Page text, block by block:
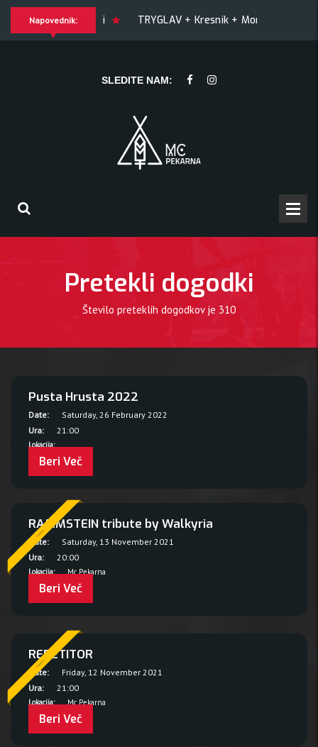
Napovednik:
+ Match! + Šesti TRYGLAV + Kresnik + Morywa
+ Morywa
SLEDITE NAM:
Pretekli dogodki
Število preteklih dogodkov je 310
Pusta Hrusta 2022
Date:
Saturday, 26 February 2022
Ura:
21:00
Lokacija:
Beri Več
RAMMSTEIN tribute by Walkyria
Date:
Saturday, 13 November 2021
Ura:
20:00
Lokacija: Mc Pekarna
Beri Več
Prestavljeno
REPETITOR
Date:
Friday, 12 November 2021
Ura:
21:00
Lokacija: Mc Pekarna
Beri Več
Prestavljeno